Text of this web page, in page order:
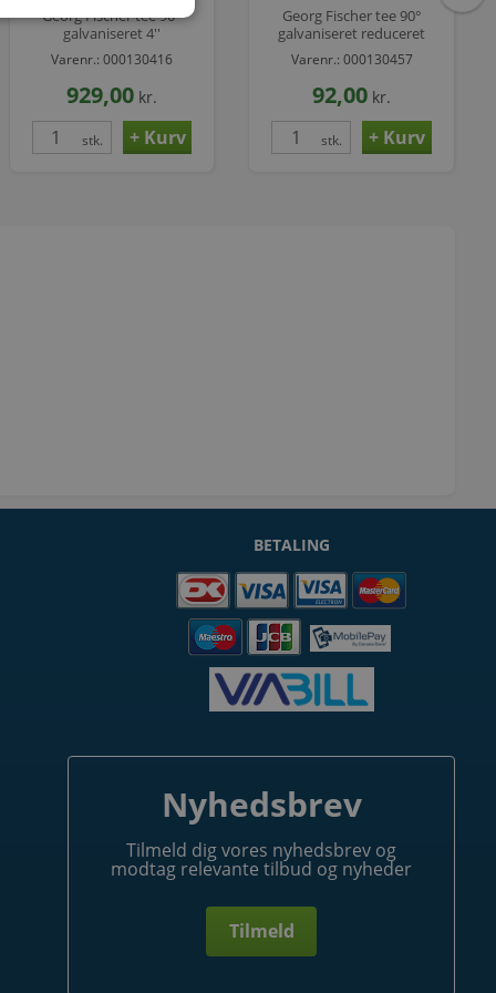
Georg Fischer tee 90°
galvaniseret 4''
Varenr.: 000130416
929,00 kr.
stk.
Georg Fischer tee 90°
galvaniseret reduceret
1.1/2-3/4''
Varenr.: 000130457
92,00 kr.
stk.
BETALING
Nyhedsbrev
Tilmeld dig vores nyhedsbrev og
modtag relevante tilbud og nyheder
Tilmeld